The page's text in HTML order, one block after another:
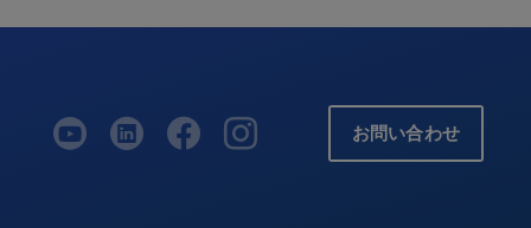
お問い合わせ